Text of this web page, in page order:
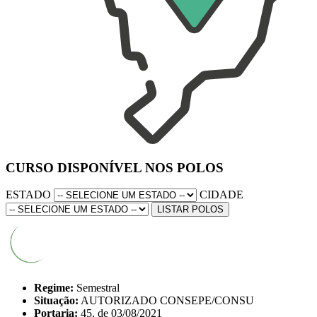
CURSO DISPONÍVEL NOS POLOS
ESTADO CIDADE
LISTAR POLOS
Regime: Semestral
Situação: AUTORIZADO CONSEPE/CONSU
Portaria: 45, de 03/08/2021